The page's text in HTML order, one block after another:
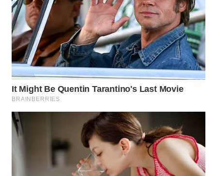
HEALTH
WAHANA
DESA
WISATA
LAPAK
WAHANA
Wahana
Network